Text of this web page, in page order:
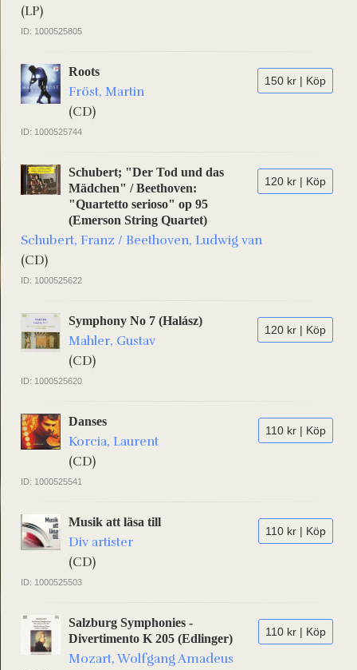
(LP)
ID: 1000525805
150 kr | Köp
Roots
Fröst, Martin
(CD)
ID: 1000525744
120 kr | Köp
Schubert; "Der Tod und das
Mädchen" / Beethoven:
"Quartetto serioso" op 95
(Emerson String Quartet)
Schubert, Franz / Beethoven, Ludwig van
(CD)
ID: 1000525622
120 kr | Köp
Symphony No 7 (Halász)
Mahler, Gustav
(CD)
ID: 1000525620
110 kr | Köp
Danses
Korcia, Laurent
(CD)
ID: 1000525541
110 kr | Köp
Musik att läsa till
Div artister
(CD)
ID: 1000525503
110 kr | Köp
Salzburg Symphonies -
Divertimento K 205 (Edlinger)
Mozart, Wolfgang Amadeus